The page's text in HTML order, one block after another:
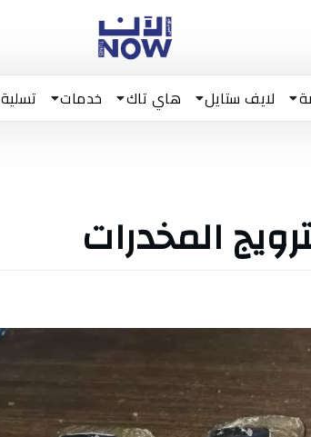
لايف ستايل هاي تاك خدمات تسلية
المخدرات